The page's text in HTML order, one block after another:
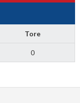
Tore
0